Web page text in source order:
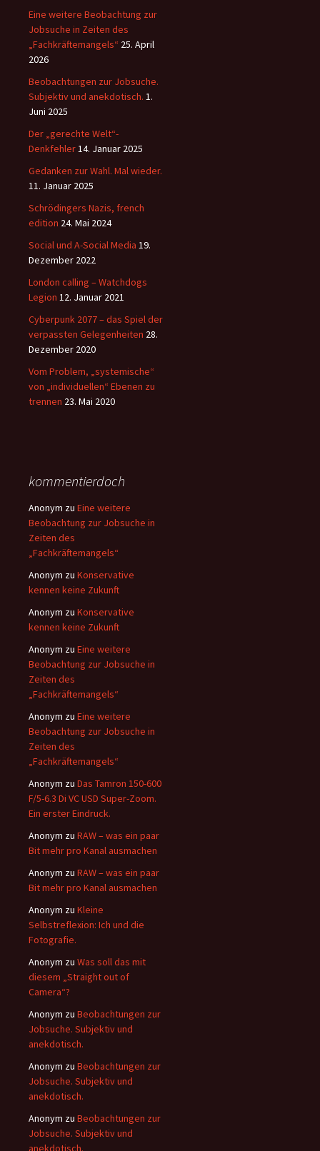
Eine weitere Beobachtung zur
Jobsuche in Zeiten des
„Fachkräftemangels“ 25. April
2026
Beobachtungen zur Jobsuche.
Subjektiv und anekdotisch. 1.
Juni 2025
Der „gerechte Welt“-
Denkfehler14. Januar 2025
Gedanken zur Wahl. Mal wieder.
11. Januar 2025
Schrödingers Nazis, french
edition 24. Mai 2024
Social und A-Social Media 19.
Dezember 2022
London calling – Watchdogs
Legion 12. Januar 2021
Cyberpunk 2077 – das Spiel der
verpassten Gelegenheiten 28.
Dezember 2020
Vom Problem, „systemische“
von „individuellen“ Ebenen zu
trennen 23. Mai 2020
kommentierdoch
Anonym zu Eine weitere
Beobachtung zur Jobsuche in
Zeiten des
„Fachkräftemangels“
Anonym zu Konservative
kennen keine Zukunft
Anonym zu Konservative
kennen keine Zukunft
Anonym zu Eine weitere
Beobachtung zur Jobsuche in
Zeiten des
„Fachkräftemangels“
Anonym zu Eine weitere
Beobachtung zur Jobsuche in
Zeiten des
„Fachkräftemangels“
Anonym zu Das Tamron 150-600
F/5-6.3 Di VC USD Super-Zoom.
Ein erster Eindruck.
Anonym zu RAW – was ein paar
Bit mehr pro Kanal ausmachen
Anonym zu RAW – was ein paar
Bit mehr pro Kanal ausmachen
Anonym zu Kleine
Selbstreflexion: Ich und die
Fotografie.
Anonym zu Was soll das mit
diesem „Straight out of
Camera“?
Anonym zu Beobachtungen zur
Jobsuche. Subjektiv und
anekdotisch.
Anonym zu Beobachtungen zur
Jobsuche. Subjektiv und
anekdotisch.
Anonym zu Beobachtungen zur
Jobsuche. Subjektiv und